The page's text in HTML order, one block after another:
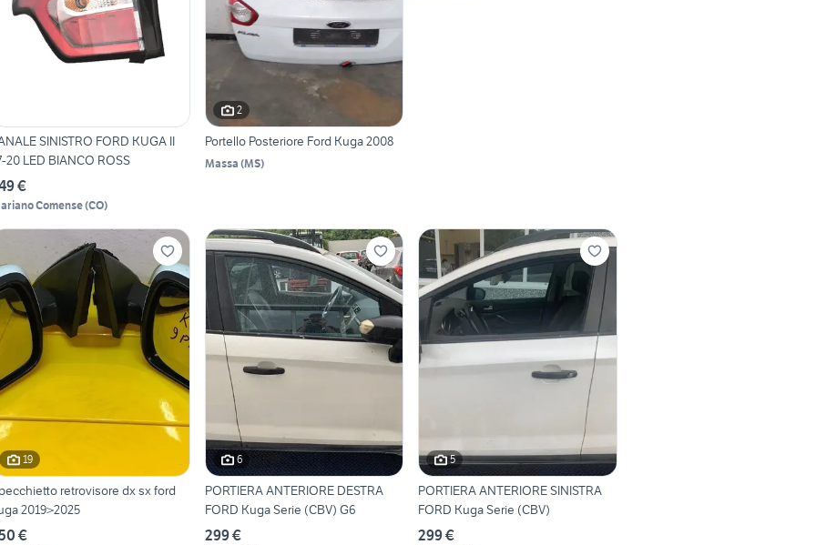
SINISTRO FORD KUGA II
20 LED BIANCO ROSS
€
Comense(CO)
2
Portello Posteriore Ford Kuga 2008
Massa (MS)
19
retrovisore dx sx ford
2019>2025
€
6
PORTIERA ANTERIORE DESTRA
FORD Kuga Serie (CBV) G6
299 €
5
PORTIERA ANTERIORE SINISTRA
FORD Kuga Serie (CBV)
299 €